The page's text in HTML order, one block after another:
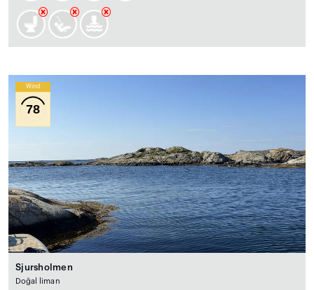
Wind
78
Sjursholmen
Doğal liman